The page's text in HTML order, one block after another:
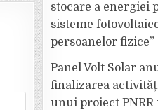
stocare a energiei
sisteme
persoanelor fizice”
Panel Volt Solar
finalizarea
unui proiect